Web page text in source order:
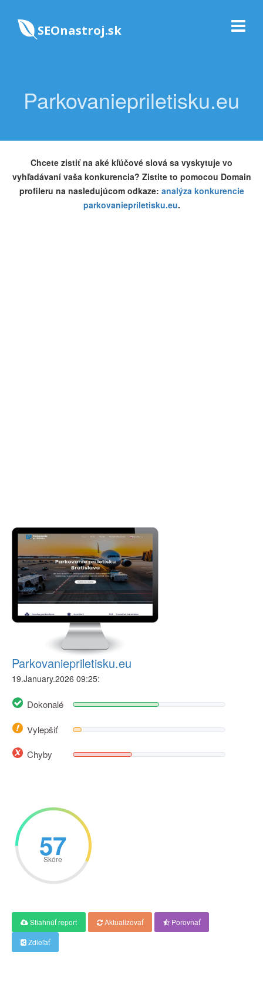
SEOnastroj.sk
Parkovaniepriletisku.eu
Chcete zistiť na aké kľúčové slová sa vyskytuje vo
vyhľadávaní vaša konkurencia? Zistite to pomocou Domain
profileru na nasledujúcom odkaze: analýza konkurencie
parkovaniepriletisku.eu.
Parkovaniepriletisku.eu
19.January.2026 09:25:
Dokonalé
Vylepšiť
Chyby
57
Skóre
Stiahnúť report Aktualizovať
Porovnať
Zdieľať